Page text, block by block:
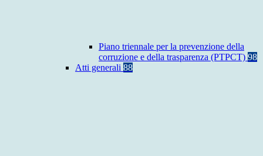
Piano triennale per la prevenzione della
corruzione e della trasparenza (PTPCT) 98
Atti generali 88